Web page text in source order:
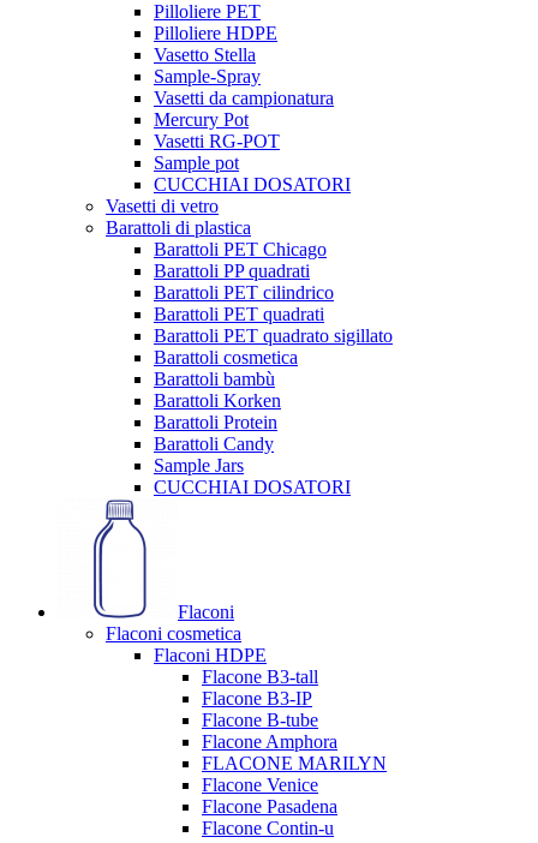
Pilloliere PET
Pilloliere HDPE
Vasetto Stella
Sample-Spray
Vasetti da campionatura
Mercury Pot
Vasetti RG-POT
Sample pot
CUCCHIAI DOSATORI
Vasetti di vetro
Barattoli di plastica
Barattoli PET Chicago
Barattoli PP quadrati
Barattoli PET cilindrico
Barattoli PET quadrati
Barattoli PET quadrato sigillato
Barattoli cosmetica
Barattoli bambù
Barattoli Korken
Barattoli Protein
Barattoli Candy
Sample Jars
CUCCHIAI DOSATORI
Flaconi
Flaconi cosmetica
Flaconi HDPE
Flacone B3-tall
Flacone B3-IP
Flacone B-tube
Flacone Amphora
FLACONE MARILYN
Flacone Venice
Flacone Pasadena
Flacone Contin-u